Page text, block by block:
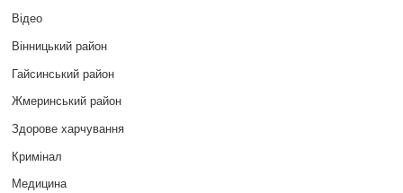
Відео
Вінницький район
Гайсинський район
Жмеринський район
Здорове харчування
Кримінал
Медицина